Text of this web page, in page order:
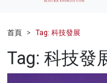
財經
健康
首頁 Tag: 科技發展
Tag: 科技發